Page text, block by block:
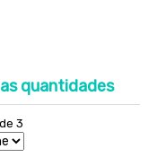
quantidades
3